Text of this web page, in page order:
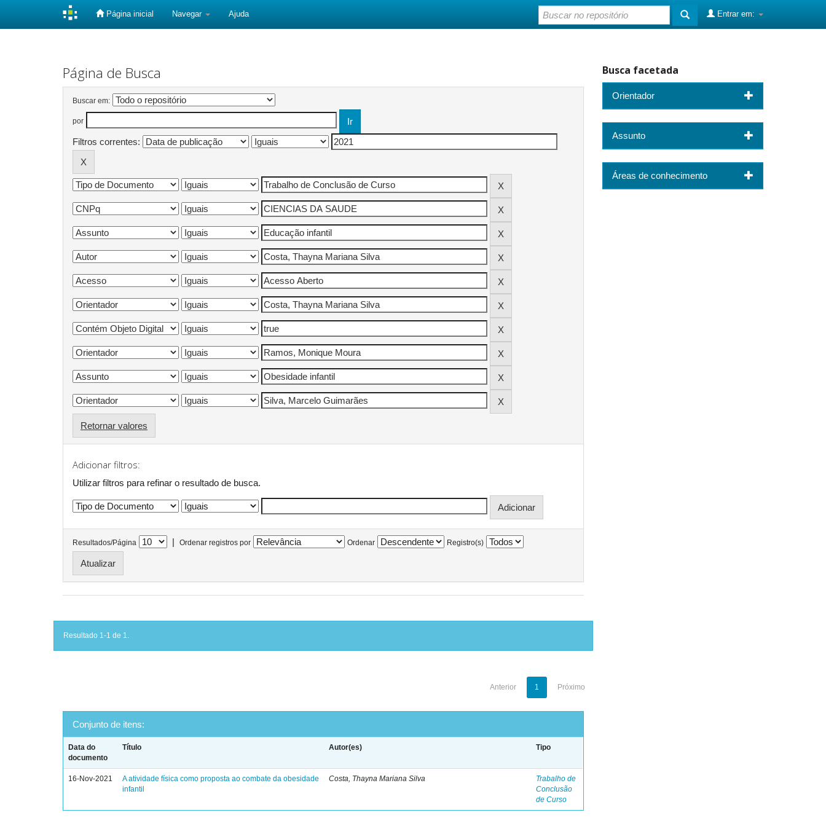
Página inicial Navegar Ajuda Entrar em:
Página de Busca
Buscar em:
por
Filtros correntes:
Retornar valores
Adicionar filtros:
Utilizar filtros para refinar o resultado de busca.
Resultados/Página | Ordenar registros por Ordenar Registro(s)
Resultado 1-1 de 1.
Anterior 1 Próximo
Conjunto de itens:
Data do
documento
Título Autor(es) Tipo
16-Nov-2021
A atividade física como proposta ao combate da obesidade
infantil
Costa, Thayna Mariana Silva
Trabalho de
Conclusão
de Curso
Busca facetada
Orientador
Assunto
Áreas de conhecimento